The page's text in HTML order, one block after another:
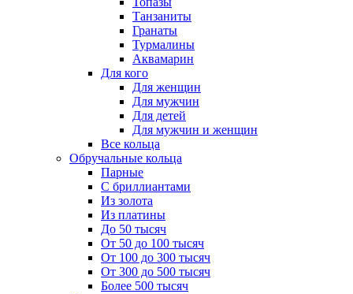
Танзаниты
Гранаты
Турмалины
Аквамарин
Для кого
Для женщин
Для мужчин
Для детей
Для мужчин и женщин
Все кольца
Обручальные кольца
Парные
С бриллиантами
Из золота
Из платины
До 50 тысяч
От 50 до 100 тысяч
От 100 до 300 тысяч
От 300 до 500 тысяч
Более 500 тысяч